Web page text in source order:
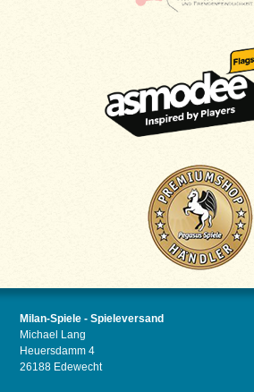
Milan-Spiele - Spieleversand
Michael Lang
Heuersdamm 4
26188 Edewecht